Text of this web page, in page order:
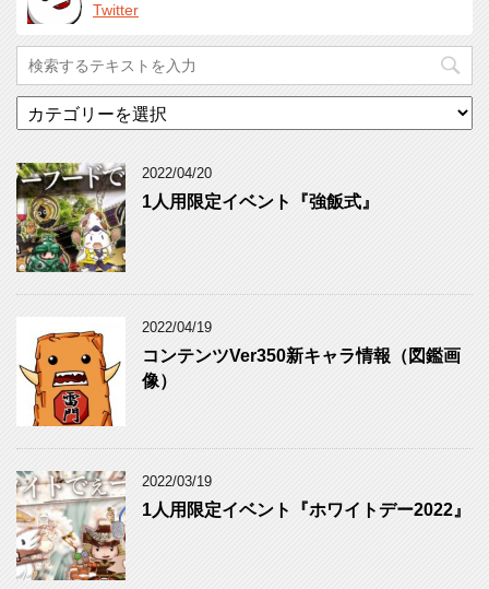
Twitter
テ
リ
ー
2022/04/20
1人用限定イベント『強飯式』
2022/04/19
コンテンツVer350新キャラ情報（図鑑画
像）
2022/03/19
1人用限定イベント『ホワイトデー2022』